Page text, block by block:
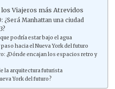
los Viajeros más Atrevidos
¿Será Manhattan una ciudad
podría estar bajo el agua
hacia el Nueva York del futuro
¿Dónde encajan los espacios retro y
la arquitectura futurista
York del futuro?